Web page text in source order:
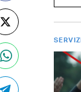
SERVIZI